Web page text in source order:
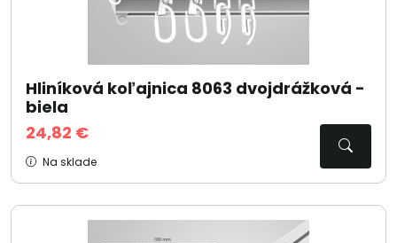
Hliníková koľajnica 8063 dvojdrážková -
biela
24,82 €
Na sklade